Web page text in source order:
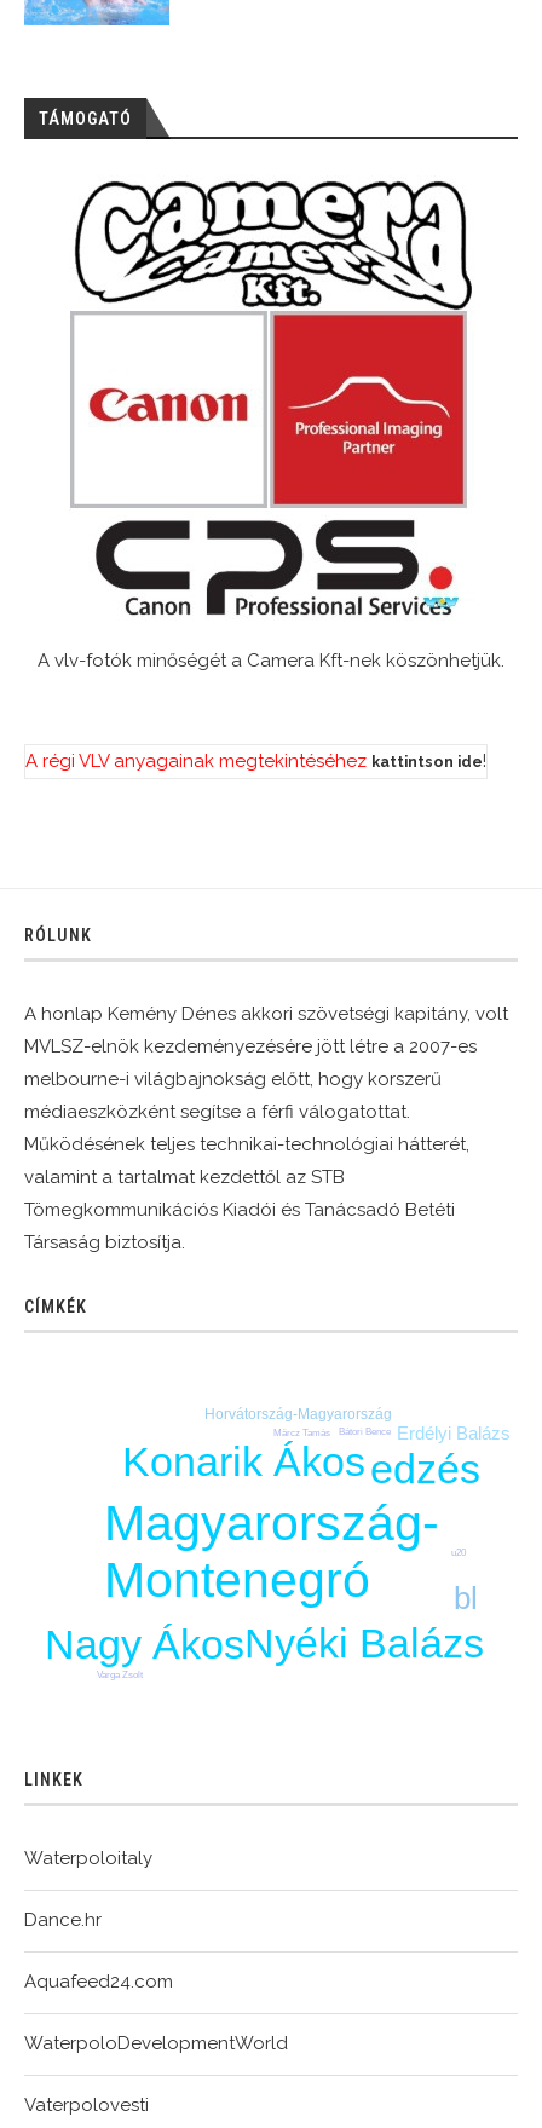
TÁMOGATÓ
A vlv-fotók minőségét a Camera Kft-nek köszönhetjük.
A régi VLV anyagainak megtekintéséhez kattintson ide!
RÓLUNK
A honlap Kemény Dénes akkori szövetségi kapitány, volt
MVLSZ-elnök kezdeményezésére jött létre a 2007-es
melbourne-i világbajnokság előtt, hogy korszerű
médiaeszközként segítse a férfi válogatottat.
Működésének teljes technikai-technológiai hátterét,
valamint a tartalmat kezdettől az STB
Tömegkommunikációs Kiadói és Tanácsadó Betéti
Társaság biztosítja.
CÍMKÉK
Magyarország-
Montenegró
edzés
Konarik Ákos
Nagy ÁkosNyéki Balázs
bl
Erdélyi Balázs
Horvátország-Magyarország
Bátori Bence
Märcz Tamás
u20
Varga Zsolt
LINKEK
Waterpoloitaly
Dance.hr
Aquafeed24.com
WaterpoloDevelopmentWorld
Vaterpolovesti